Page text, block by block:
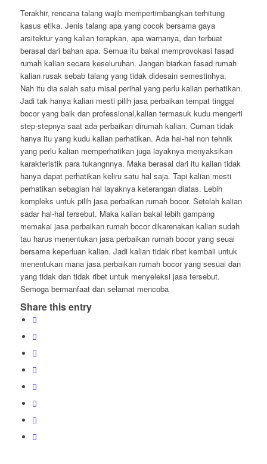
Terakhir, rencana talang wajib mempertimbangkan terhitung
kasus etika. Jenis talang apa yang cocok bersama gaya
arsitektur yang kalian terapkan, apa warnanya, dan terbuat
berasal dari bahan apa. Semua itu bakal memprovokasi fasad
rumah kalian secara keseluruhan. Jangan biarkan fasad rumah
kalian rusak sebab talang yang tidak didesain semestinhya.
Nah itu dia salah satu misal perihal yang perlu kalian perhatikan.
Jadi tak hanya kalian mesti pilih jasa perbaikan tempat tinggal
bocor yang baik dan professional,kalian termasuk kudu mengerti
step-stepnya saat ada perbaikan dirumah kalian. Cuman tidak
hanya itu yang kudu kalian perhatikan. Ada hal-hal non tehnik
yang perlu kalian memperhatikan juga layaknya menyaksikan
karakteristik para tukangnnya. Maka berasal dari itu kalian tidak
hanya dapat perhatikan keliru satu hal saja. Tapi kalian mesti
perhatikan sebagian hal layaknya keterangan diatas. Lebih
kompleks untuk pilih jasa perbaikan rumah bocor. Setelah kalian
sadar hal-hal tersebut. Maka kalian bakal lebih gampang
memakai jasa perbaikan rumah bocor dikarenakan kalian sudah
tau harus menentukan jasa perbaikan rumah bocor yang seuai
bersama keperluan kalian. Jadi kalian tidak ribet kembali untuk
menentukan mana jasa perbaikan rumah bocor yang sesuai dan
yang tidak dan tidak ribet untuk menyeleksi jasa tersebut.
Semoga bermanfaat dan selamat mencoba
Share this entry